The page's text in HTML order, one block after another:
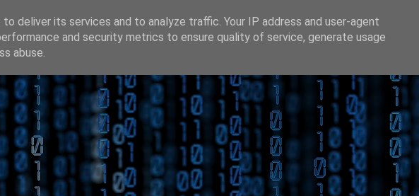
deliver its services and to analyze traffic. Your IP address and user-agent
and security metrics to ensure quality of service, generate usage
abuse.